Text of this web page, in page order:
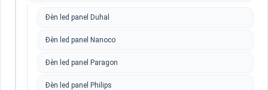
Đèn led panel Duhal
Đèn led panel Nanoco
Đèn led panel Paragon
Đèn led panel Philips